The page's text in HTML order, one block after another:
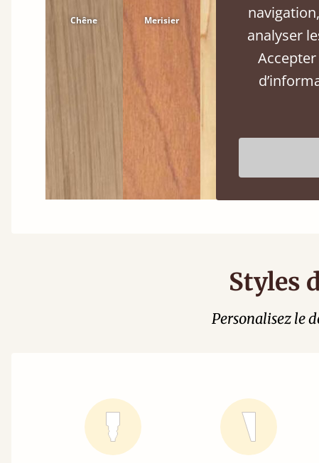
Chêne Merisier Érable
Styles
Personalisez le
analyser